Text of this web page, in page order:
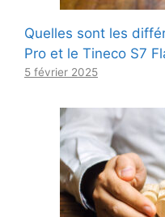
Quelles sont les
Pro et le Tineco S7
5 février 2025